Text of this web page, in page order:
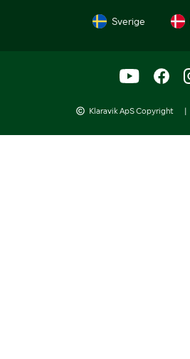
Sverige
Klaravik ApS Copyright |